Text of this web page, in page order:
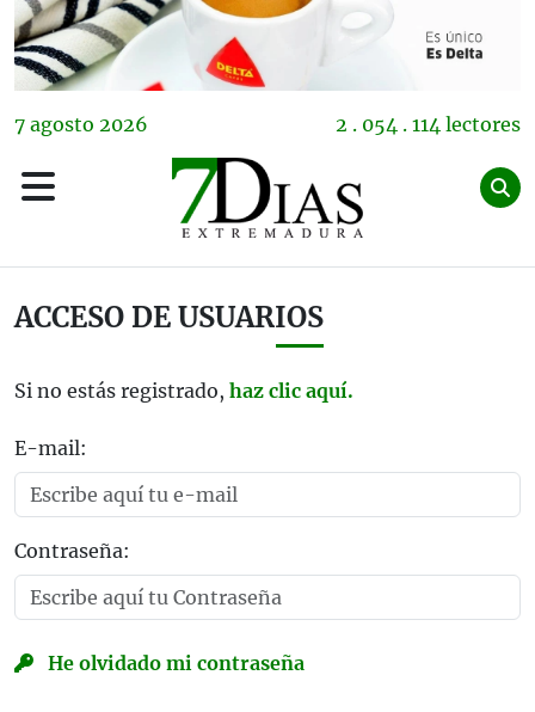
7 agosto 2026 2 . 054 . 114 lectores
ACCESO DE USUARIOS
Si no estás registrado, haz clic aquí.
E-mail:
Contraseña:
He olvidado mi contraseña